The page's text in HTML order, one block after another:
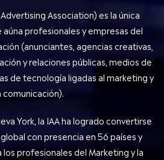
Association) es la única
profesionales y empresas del
(anunciantes, agencias creativas,
y relaciones públicas, medios de
de tecnología ligadas al marketing y
comunicación).
York, la IAA ha logrado convertirse
con presencia en 56 países y
profesionales del Marketing y la